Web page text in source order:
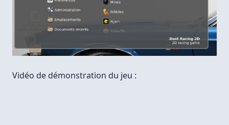
Vidéo de démonstration du jeu :